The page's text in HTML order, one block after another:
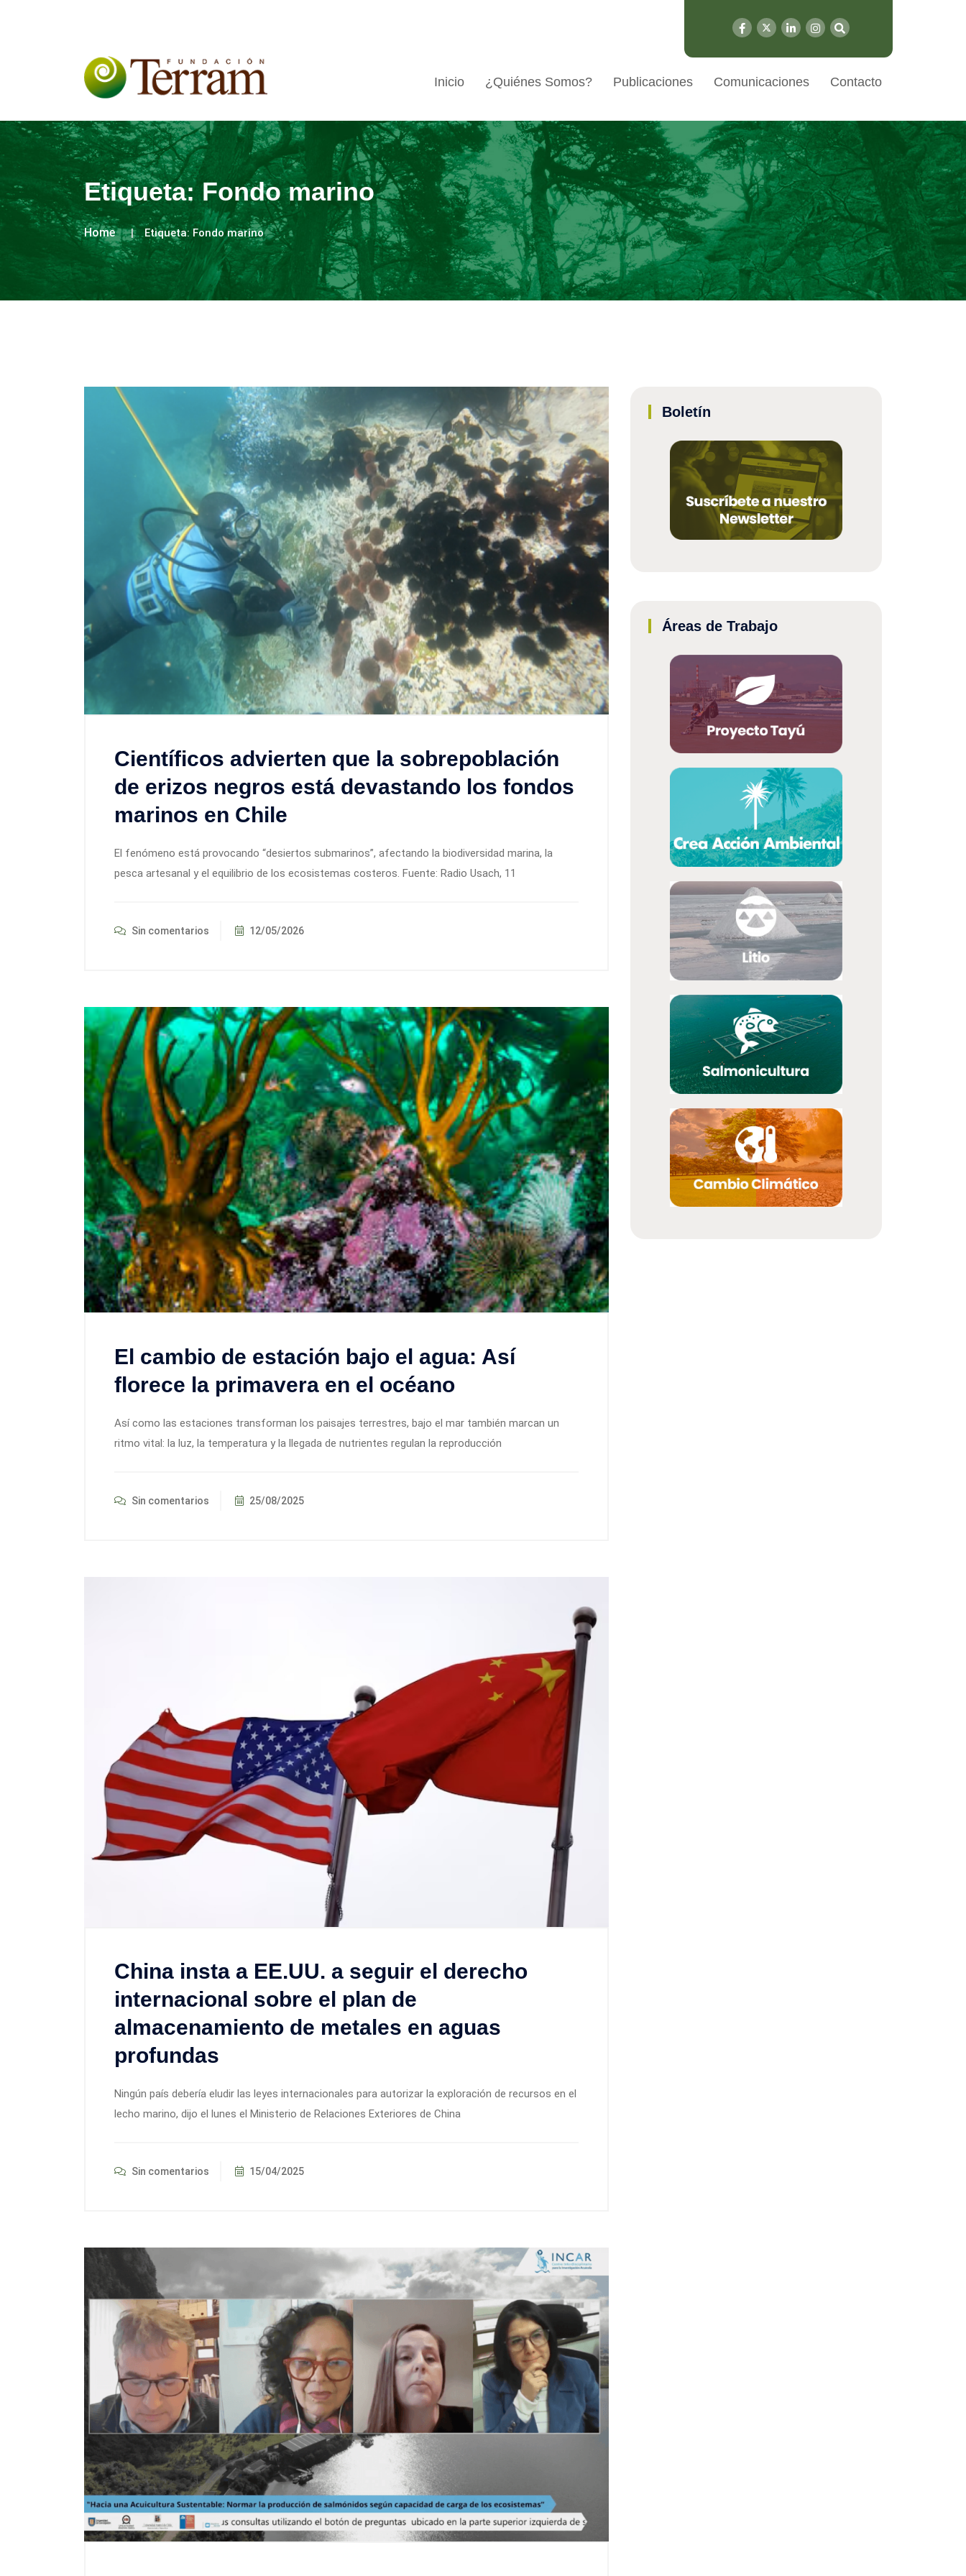
Inicio ¿Quiénes Somos? Publicaciones Comunicaciones Contacto
Etiqueta:Fondo marino
Home Etiqueta:Fondo marino
Científicos advierten que la sobrepoblación
de erizos negros está devastando los fondos
marinos en Chile
El fenómeno está provocando “desiertos submarinos”, afectando la biodiversidad marina, la
pesca artesanal y el equilibrio de los ecosistemas costeros. Fuente: Radio Usach, 11
Sin comentarios 12/05/2026
El cambio de estación bajo el agua: Así
florece la primavera en el océano
Así como las estaciones transforman los paisajes terrestres, bajo el mar también marcan un
ritmo vital: la luz, la temperatura y la llegada de nutrientes regulan la reproducción
Sin comentarios 25/08/2025
China insta a EE.UU. a seguir el derecho
internacional sobre el plan de
almacenamiento de metales en aguas
profundas
Ningún país debería eludir las leyes internacionales para autorizar la exploración de recursos en el
lecho marino, dijo el lunes el Ministerio de Relaciones Exteriores de China
Sin comentarios 15/04/2025
Boletín
Áreas de Trabajo